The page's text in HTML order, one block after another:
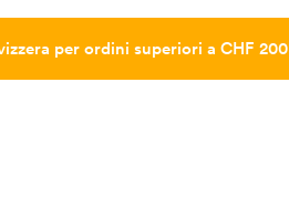
per ordini superiori a CHF 200